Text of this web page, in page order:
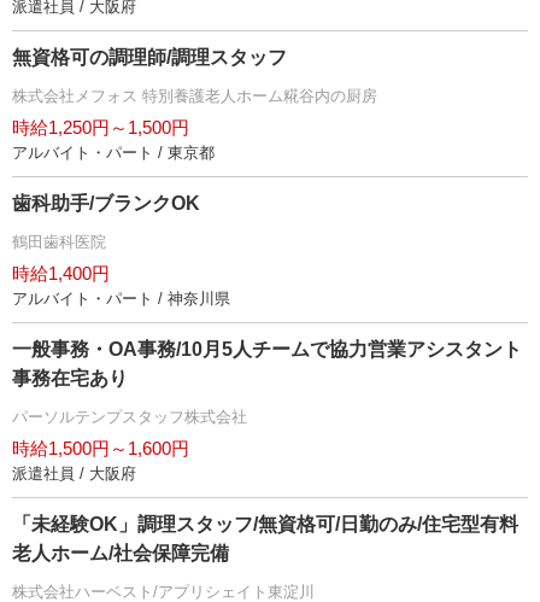
派遣社員 / 大阪府
無資格可の調理師/調理スタッフ
株式会社メフォス 特別養護老人ホーム糀谷内の厨房
時給1,250円～1,500円
アルバイト・パート / 東京都
歯科助手/ブランクOK
鶴田歯科医院
時給1,400円
アルバイト・パート / 神奈川県
一般事務・OA事務/10月5人チームで協力営業アシスタント
事務在宅あり
パーソルテンプスタッフ株式会社
時給1,500円～1,600円
派遣社員 / 大阪府
「未経験OK」調理スタッフ/無資格可/日勤のみ/住宅型有料
老人ホーム/社会保障完備
株式会社ハーベスト/アプリシェイト東淀川